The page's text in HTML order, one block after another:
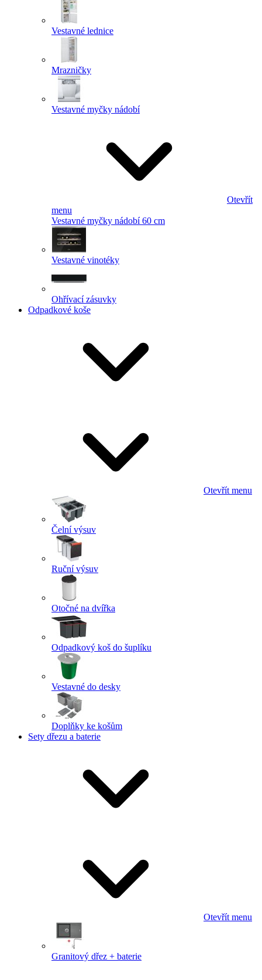
Vestavné lednice
Mrazničky
Vestavné myčky nádobí
Otevřít
menu
Vestavné myčky nádobí 60 cm
Vestavné vinotéky
Ohřívací zásuvky
Odpadkové koše
Otevřít menu
Čelní výsuv
Ruční výsuv
Otočné na dvířka
Odpadkový koš do šuplíku
Vestavné do desky
Doplňky ke košům
Sety dřezu a baterie
Otevřít menu
Granitový dřez + baterie